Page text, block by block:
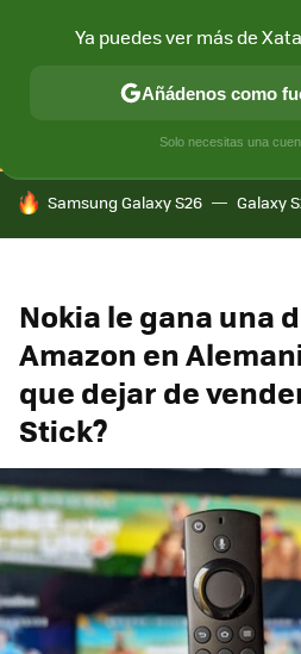
CONECTIVIDAD MÓVIL Y
HOY SE HABLA DE
Samsung Galaxy S26 Galaxy
Nokia le gana una
Amazon en
que dejar de
Stick?
Ya puedes ver más de
Añádenos como
Solo necesitas una